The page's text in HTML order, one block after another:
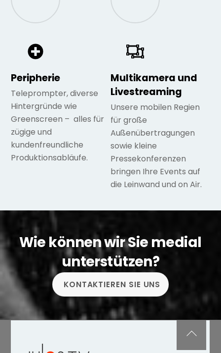
Peripherie
Teleprompter, diverse
Hintergründe wie
Greenscreen – alles für
zügige und
kundenfreundliche
Produktionsabläufe.
Multikamera und
Livestreaming
Unsere mobilen Regien
für große
Außenübertragungen
sowie kleine
Pressekonferenzen
bringen Ihre Events auf
die Leinwand und on Air.
Wie können wir Sie medial
unterstützen?
KONTAKTIEREN SIE UNS